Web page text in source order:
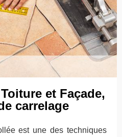
et Façade,
carrelage
est une des techniques